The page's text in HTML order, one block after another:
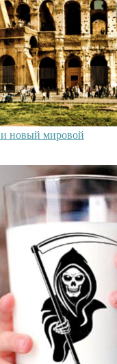
новый мировой